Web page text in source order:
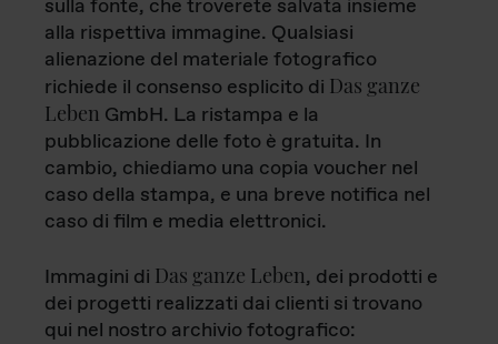
sulla fonte, che troverete salvata insieme
alla rispettiva immagine. Qualsiasi
alienazione del materiale fotografico
richiede il consenso esplicito di Das ganze
Leben GmbH. La ristampa e la
pubblicazione delle foto è gratuita. In
cambio, chiediamo una copia voucher nel
caso della stampa, e una breve notifica nel
caso di film e media elettronici.
Immagini di Das ganze Leben, dei prodotti e
dei progetti realizzati dai clienti si trovano
qui nel nostro archivio fotografico: